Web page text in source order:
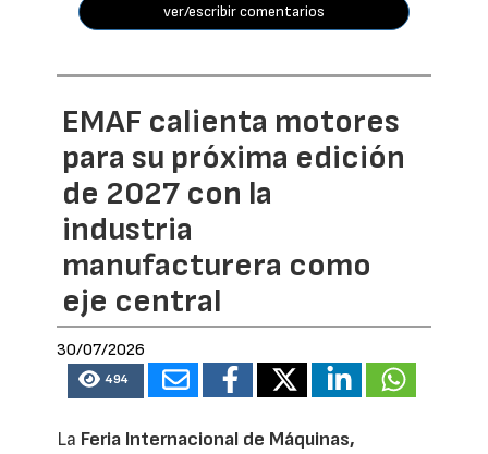
ver/escribir comentarios
EMAF calienta motores
para su próxima edición
de 2027 con la
industria
manufacturera como
eje central
30/07/2026
494
La Feria Internacional de Máquinas,